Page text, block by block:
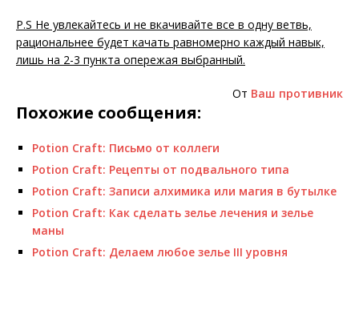
P.S Не увлекайтесь и не вкачивайте все в одну ветвь,
рациональнее будет качать равномерно каждый навык,
лишь на 2-3 пункта опережая выбранный.
От Ваш противник
Похожие сообщения:
Potion Craft: Письмо от коллеги
Potion Craft: Рецепты от подвального типа
Potion Craft: Записи алхимика или магия в бутылке
Potion Craft: Как сделать зелье лечения и зелье
маны
Potion Craft: Делаем любое зелье III уровня